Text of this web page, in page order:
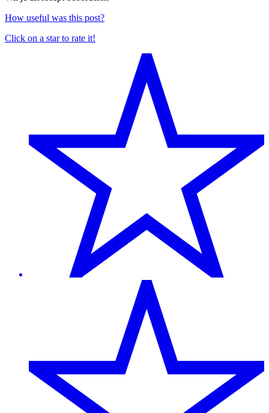
How useful was this post?
Click on a star to rate it!